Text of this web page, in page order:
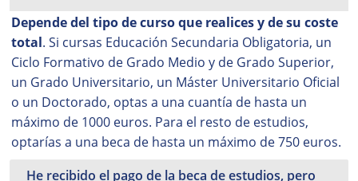
Depende del tipo de curso que realices y de su coste
total. Si cursas Educación Secundaria Obligatoria, un
Ciclo Formativo de Grado Medio y de Grado Superior,
un Grado Universitario, un Máster Universitario Oficial
o un Doctorado, optas a una cuantía de hasta un
máximo de 1000 euros. Para el resto de estudios,
optarías a una beca de hasta un máximo de 750 euros.
He recibido el pago de la beca de estudios, pero